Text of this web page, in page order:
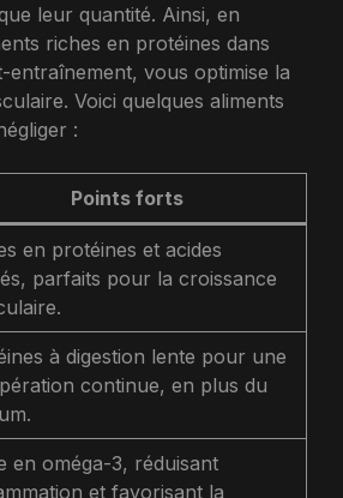
leur quantité. Ainsi, en
riches en protéines dans
entraînement, vous optimise la
Voici quelques aliments
:
Points forts
en protéines et acides
parfaits pour la croissance
à digestion lente pour une
continue, en plus du
en oméga-3, réduisant
et favorisant la